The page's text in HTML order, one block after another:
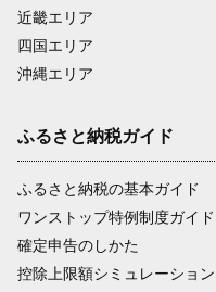
近畿エリア
四国エリア
沖縄エリア
ふるさと納税ガイド
ふるさと納税の基本ガイド
ワンストップ特例制度ガイド
確定申告のしかた
控除上限額シミュレーション